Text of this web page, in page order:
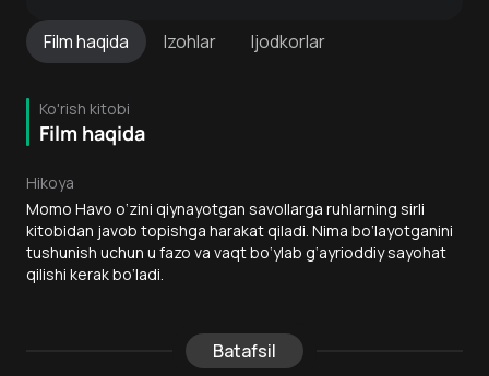
Filmhaqida Izohlar Ijodkorlar
Ko'rish kitobi
Film haqida
Hikoya
Momo Havo o‘zini qiynayotgan savollarga ruhlarning sirli
kitobidan javob topishga harakat qiladi. Nima bo‘layotganini
tushunish uchun u fazo va vaqt bo‘ylab g‘ayrioddiy sayohat
qilishi kerak bo‘ladi.
Batafsil